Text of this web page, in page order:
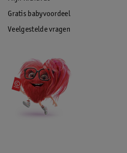
Gratis babyvoordeel
Veelgestelde vragen